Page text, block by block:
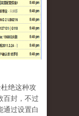
绝这种攻
百封，不过
通过设置白